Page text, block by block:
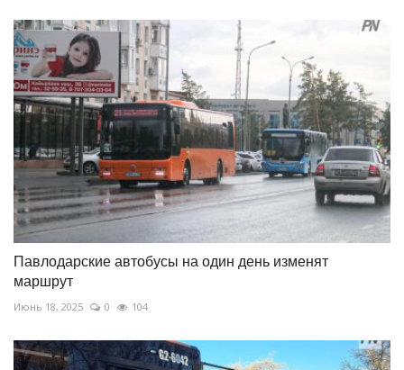
Павлодарские автобусы на один день изменят
маршрут
Июнь 18, 2025 0 104